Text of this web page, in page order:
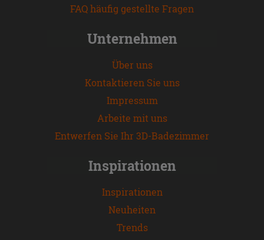
FAQ häufig gestellte Fragen
Unternehmen
Über uns
Kontaktieren Sie uns
Impressum
Arbeite mit uns
Entwerfen Sie Ihr 3D-Badezimmer
Inspirationen
Inspirationen
Neuheiten
Trends